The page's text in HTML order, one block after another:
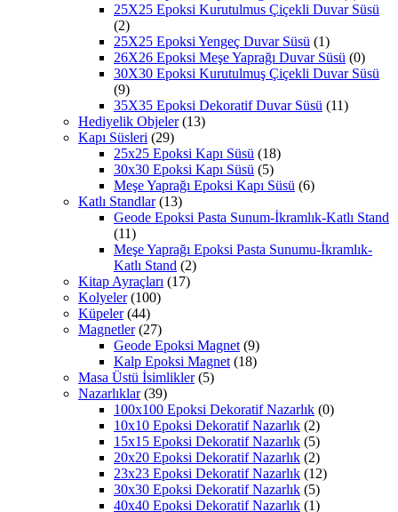
25X25 Epoksi Kurutulmus Çiçekli Duvar Süsü
(2)
25X25 Epoksi Yengeç Duvar Süsü (1)
26X26 Epoksi Meşe Yaprağı Duvar Süsü (0)
30X30 Epoksi Kurutulmuş Çiçekli Duvar Süsü
(9)
35X35 Epoksi Dekoratif Duvar Süsü (11)
Hediyelik Objeler (13)
Kapı Süsleri (29)
25x25 Epoksi Kapı Süsü (18)
30x30 Epoksi Kapı Süsü (5)
Meşe Yaprağı Epoksi Kapı Süsü (6)
Katlı Standlar (13)
Geode Epoksi Pasta Sunum-İkramlık-Katlı Stand
(11)
Meşe Yaprağı Epoksi Pasta Sunumu-İkramlık-
Katlı Stand (2)
Kitap Ayraçları (17)
Kolyeler (100)
Küpeler (44)
Magnetler (27)
Geode Epoksi Magnet (9)
Kalp Epoksi Magnet (18)
Masa Üstü İsimlikler (5)
Nazarlıklar (39)
100x100 Epoksi Dekoratif Nazarlık (0)
10x10 Epoksi Dekoratif Nazarlık (2)
15x15 Epoksi Dekoratif Nazarlık (5)
20x20 Epoksi Dekoratif Nazarlık (2)
23x23 Epoksi Dekoratif Nazarlık (12)
30x30 Epoksi Dekoratif Nazarlık (5)
40x40 Epoksi Dekoratif Nazarlık (1)